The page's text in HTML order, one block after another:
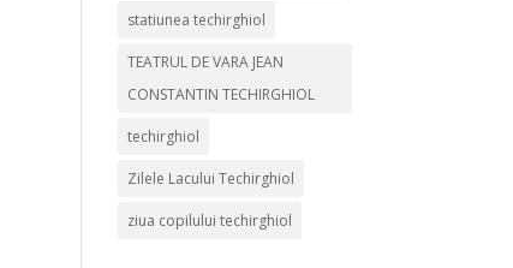
statiunea techirghiol
TEATRUL DE VARA JEAN
CONSTANTIN TECHIRGHIOL
techirghiol
Zilele Lacului Techirghiol
ziua copilului techirghiol